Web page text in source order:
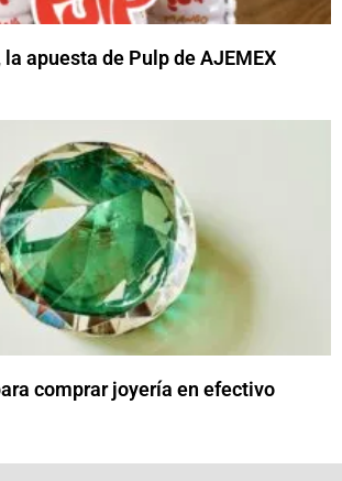
apuesta de Pulp de AJEMEX
comprar joyería en efectivo